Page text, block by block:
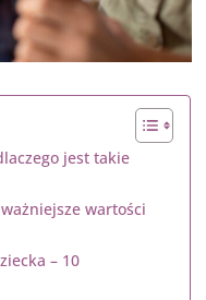
jest takie
wartości
– 10